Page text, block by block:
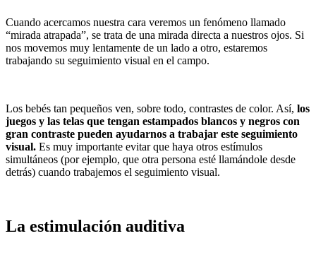
Cuando acercamos nuestra cara veremos un fenómeno llamado
“mirada atrapada”, se trata de una mirada directa a nuestros ojos. Si
nos movemos muy lentamente de un lado a otro, estaremos
trabajando su seguimiento visual en el campo.
Los bebés tan pequeños ven, sobre todo, contrastes de color. Así, los
juegos y las telas que tengan estampados blancos y negros con
gran contraste pueden ayudarnos a trabajar este seguimiento
visual. Es muy importante evitar que haya otros estímulos
simultáneos (por ejemplo, que otra persona esté llamándole desde
detrás) cuando trabajemos el seguimiento visual.
La estimulación auditiva